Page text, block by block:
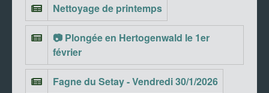
Nettoyage de printemps
📷 Plongée en Hertogenwald le 1er
février
Fagne du Setay - Vendredi 30/1/2026